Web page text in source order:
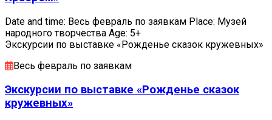
Date and time: Весь февраль по заявкам Place: Музей
народного творчества Age: 5+
Экскурсии по выставке «Рожденье сказок кружевных»
Весь февраль по заявкам
Экскурсии по выставке «Рожденье сказок
кружевных»